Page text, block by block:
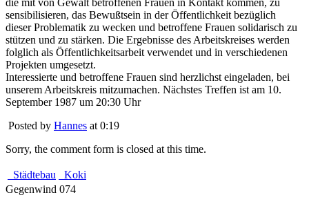
sensibilisieren, das Bewußtsein in der Öffentlichkeit bezüglich
dieser Problematik zu wecken und betroffene Frauen solidarisch zu
stützen und zu stärken. Die Ergebnisse des Arbeitskreises werden
folglich als Öffentlichkeitsarbeit verwendet und in verschiedenen
Projekten umgesetzt.
Interessierte und betroffene Frauen sind herzlichst eingeladen, bei
unserem Arbeitskreis mitzumachen. Nächstes Treffen ist am 10.
September 1987 um 20:30 Uhr
Posted by Hannes at 0:19
Sorry, the comment form is closed at this time.
Städtebau
Koki
Gegenwind 074